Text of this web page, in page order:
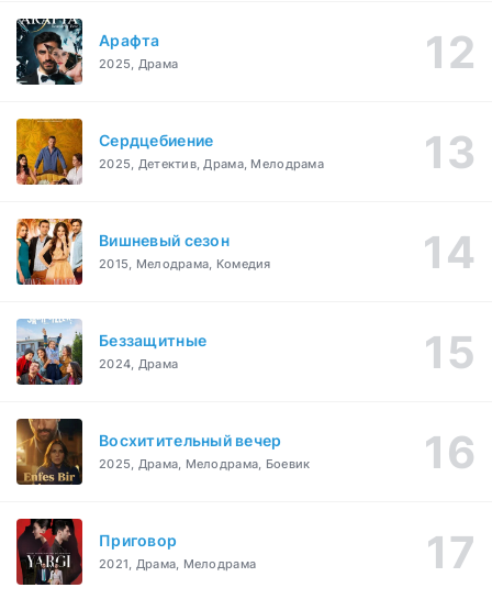
Арафта
2025, Драма
Сердцебиение
2025, Детектив, Драма, Мелодрама
Вишневый сезон
2015, Мелодрама, Комедия
Беззащитные
2024, Драма
Восхитительный вечер
2025, Драма, Мелодрама, Боевик
Приговор
2021, Драма, Мелодрама